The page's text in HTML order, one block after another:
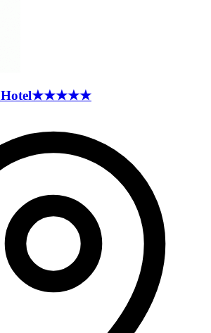
Hotel★★★★★